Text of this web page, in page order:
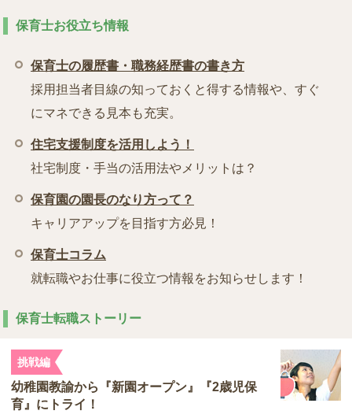
保育士お役立ち情報
保育士の履歴書・職務経歴書の書き方
採用担当者目線の知っておくと得する情報や、すぐ
にマネできる見本も充実。
住宅支援制度を活用しよう！
社宅制度・手当の活用法やメリットは？
保育園の園長のなり方って？
キャリアアップを目指す方必見！
保育士コラム
就転職やお仕事に役立つ情報をお知らせします！
保育士転職ストーリー
挑戦編
幼稚園教諭から『新園オープン』『2歳児保
育』にトライ！